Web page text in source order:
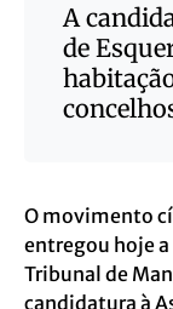
A
de
O movimento
entregou hoje
Tribunal de
candidatura à